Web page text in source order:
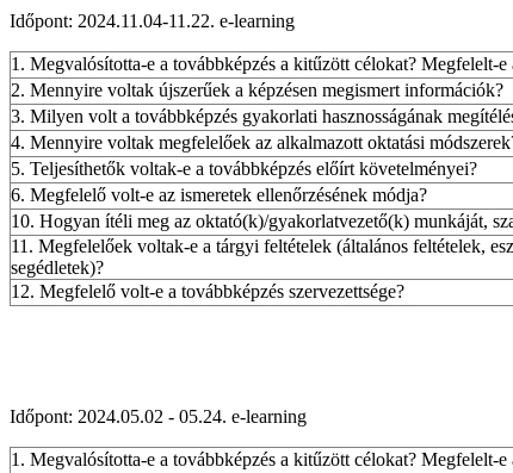
Időpont: 2024.11.04-11.22. e-learning
1. Megvalósította-e a továbbképzés a kitűzött célokat? Megfelelt-e
2. Mennyire voltak újszerűek a képzésen megismert információk?
3. Milyen volt a továbbképzés gyakorlati hasznosságának
4. Mennyire voltak megfelelőek az alkalmazott oktatási
5. Teljesíthetők voltak-e a továbbképzés előírt követelményei?
6. Megfelelő volt-e az ismeretek ellenőrzésének módja?
10. Hogyan ítéli meg az oktató(k)/gyakorlatvezető(k) munkáját,
11. Megfelelőek voltak-e a tárgyi feltételek (általános feltételek,
segédletek)?
12. Megfelelő volt-e a továbbképzés szervezettsége?
Időpont: 2024.05.02 - 05.24. e-learning
1. Megvalósította-e a továbbképzés a kitűzött célokat? Megfelelt-e